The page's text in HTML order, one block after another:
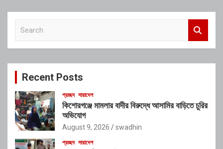
c
Recent Posts
প্রচ্ছদ সারাদেশ
কিশোরগঞ্জে মামলার বাদীর বিরুদ্ধে আসামির বাড়িতে চুরির
অভিযোগ
August 9, 2026 swadhin
প্রচ্ছদ সারাদেশ